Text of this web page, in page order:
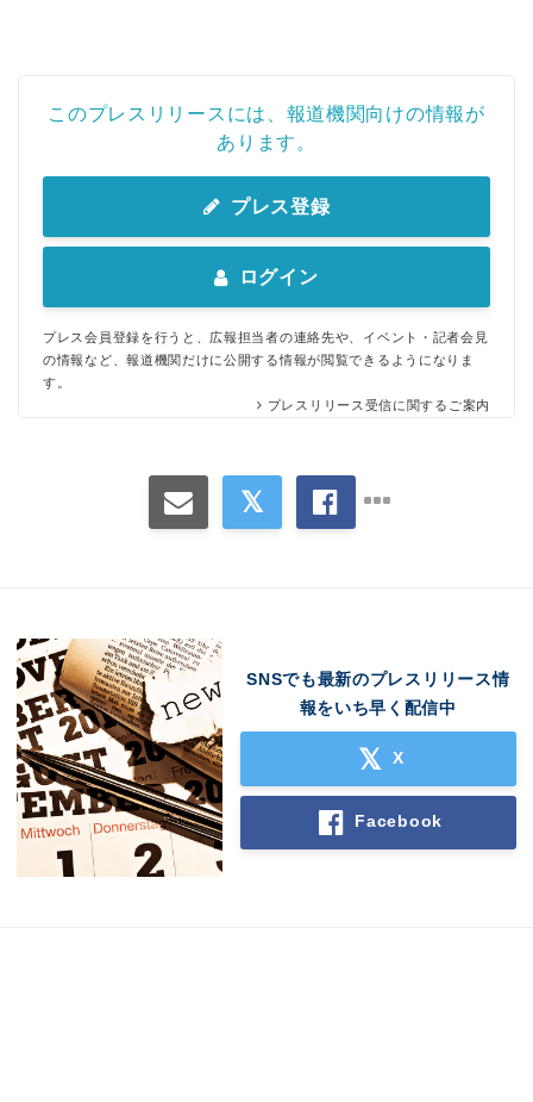
このプレスリリースには、報道機関向けの情報が
あります。
プレス登録
ログイン
プレス会員登録を行うと、広報担当者の連絡先や、イベント・記者会見
の情報など、報道機関だけに公開する情報が閲覧できるようになりま
す。
プレスリリース受信に関するご案内
SNSでも最新のプレスリリース情
報をいち早く配信中
X
Facebook